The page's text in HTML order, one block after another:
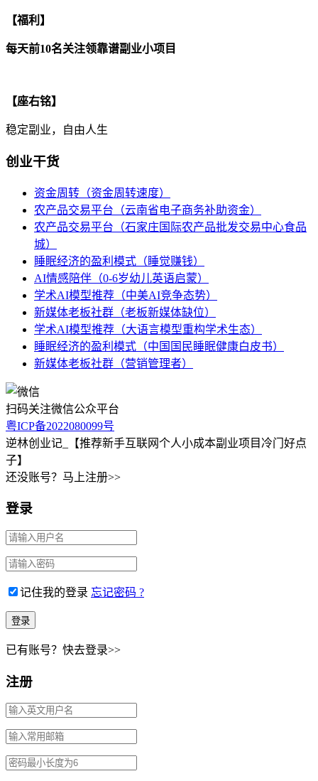
【福利】
每天前10名关注领靠谱副业小项目
【座右铭】
稳定副业，自由人生
创业干货
资金周转（资金周转速度）
农产品交易平台（云南省电子商务补助资金）
农产品交易平台（石家庄国际农产品批发交易中心食品
城）
睡眠经济的盈利模式（睡觉赚钱）
AI情感陪伴（0-6岁幼儿英语启蒙）
学术AI模型推荐（中美AI竞争态势）
新媒体老板社群（老板新媒体缺位）
学术AI模型推荐（大语言模型重构学术生态）
睡眠经济的盈利模式（中国国民睡眠健康白皮书）
新媒体老板社群（营销管理者）
扫码关注微信公众平台
粤ICP备2022080099号
逆林创业记_【推荐新手互联网个人小成本副业项目冷门好点
子】
还没账号？马上注册>>
登录
记住我的登录 忘记密码 ?
已有账号？快去登录>>
注册